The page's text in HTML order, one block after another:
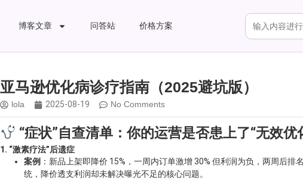
博客文章 问答站 价格方案
亚马逊优化病诊疗指南（2025避坑版）
lola 2025-08-19 No Comments
“症状”自查清单：你的运营是否患上了“无效优
1. “激素疗法”后遗症
案例 ：新品上架即降价 15%，一周内订单激增 30% 但利润为负，两周后
统，降价透支利润却未解决曝光不足的核心问题。